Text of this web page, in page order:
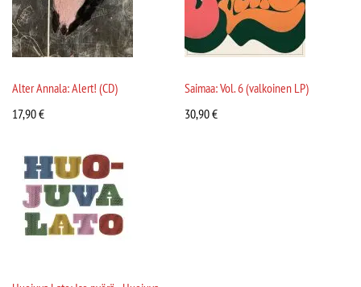
Alter Annala: Alert! (CD)
17,90€
Saimaa: Vol. 6 (valkoinen LP)
30,90€